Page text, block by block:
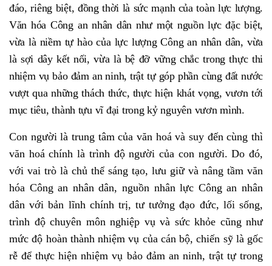
đáo, riêng biệt, đồng thời là sức mạnh của toàn lực lượng.
Văn hóa Công an nhân dân như một nguồn lực đặc biệt,
vừa là niềm tự hào của lực lượng Công an nhân dân, vừa
là sợi dây kết nối, vừa là bệ đỡ vững chắc trong thực thi
nhiệm vụ bảo đảm an ninh, trật tự góp phần cùng đất nước
vượt qua những thách thức, thực hiện khát vọng, vươn tới
mục tiêu, thành tựu vĩ đại trong kỷ nguyên vươn mình.
Con người là trung tâm của văn hoá và suy đến cùng thì
văn hoá chính là trình độ người của con người. Do đó,
với vai trò là chủ thể sáng tạo, lưu giữ và nâng tầm văn
hóa Công an nhân dân, nguồn nhân lực Công an nhân
dân với bản lĩnh chính trị, tư tưởng đạo đức, lối sống,
trình độ chuyên môn nghiệp vụ và sức khỏe cũng như
mức độ hoàn thành nhiệm vụ của cán bộ, chiến sỹ là gốc
rễ để thực hiện nhiệm vụ bảo đảm an ninh, trật tự trong